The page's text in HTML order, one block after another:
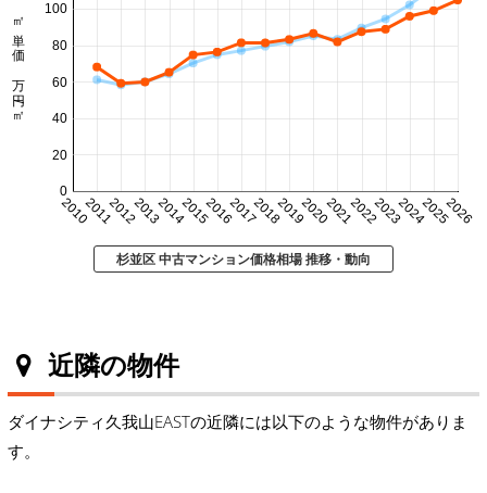
20102011201220132014201520162017201820192020202120222023202420252026
0
20
40
60
80
100
㎡単価 万円/㎡
杉並区 中古マンション価格相場 推移・動向
近隣の物件
ダイナシティ久我山EASTの近隣には以下のような物件がありま
す。